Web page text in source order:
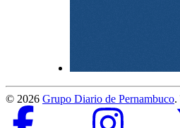
© 2026 Grupo Diario de Pernambuco.